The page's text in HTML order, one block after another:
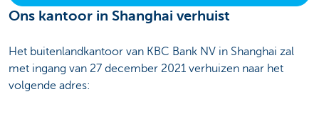
Ons kantoor in Shanghai verhuist
Het buitenlandkantoor van KBC Bank NV in Shanghai zal
met ingang van 27 december 2021 verhuizen naar het
volgende adres: